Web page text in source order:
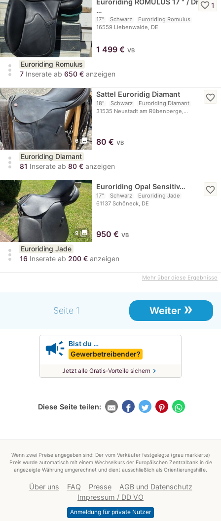
…
17" Schwarz
Euroriding Romulus
16559 Liebenwalde, DE
favorite_border1
1 499 € VB
more_vert
Euroriding Romulus
7 Inserate ab 650 € anzeigen
6 photo_library
Sattel Euroridig Diamant
18" Schwarz
Euroriding Diamant
31535 Neustadt am Rübenberge,…
favorite_border
80 € VB
more_vert
Euroriding Diamant
81 Inserate ab 80 € anzeigen
9 photo_library
Euroriding Opal Sensitiv…
17" Schwarz
Euroriding Jade
61137 Schöneck, DE
favorite_border
950 € VB
more_vert
Euroriding Jade
16 Inserate ab 200 € anzeigen
Mehr über diese Ergebnisse
Seite 1 Weiter »
campaign Bist du …
Gewerbetreibender?
Jetzt alle Gratis-Vorteile sichern chevron_right
Diese Seite teilen:
Wenn zwei Preise angegeben sind: Der vom Verkäufer festgelegte (grau markierte)
Preis wurde automatisch mit einem Wechselkurs der Europäischen Zentralbank in die
angezeigte Währung umgerechnet und dient ausschließlich als Orientierungshilfe.
Über uns FAQ Presse
AGB und Datenschutz
Impressum / DD VO
Anmeldung für private Nutzer